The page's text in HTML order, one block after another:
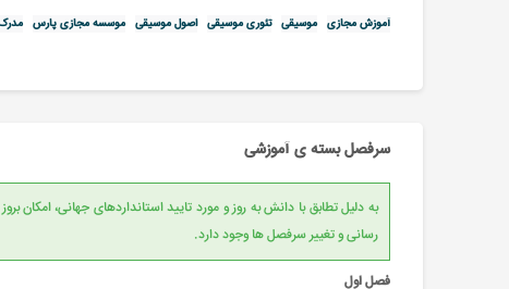
آموزش مجازی موسیقی تئوری موسیقی اصول موسیقی موسسه مجازی پارس
سرفصل بسته ی آموزشی
به دلیل تطابق با دانش به روز و مورد تایید استانداردهای جهانی، امکان بروز
رسانی و تغییر سرفصل ها وجود دارد.
فصل اول